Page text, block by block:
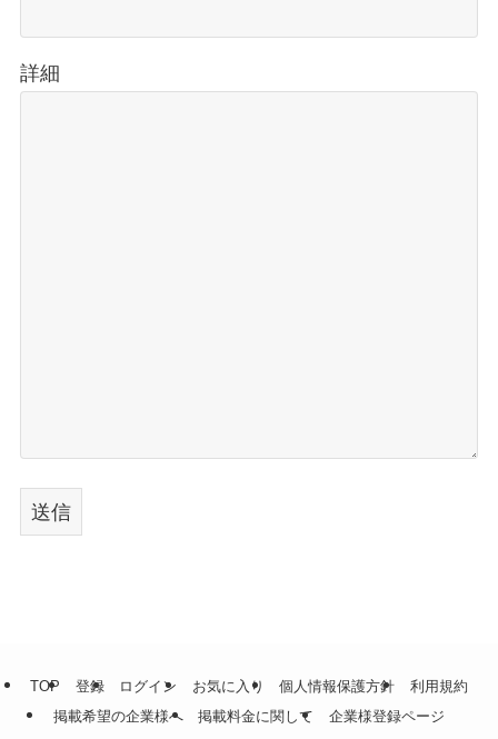
詳細
TOP 登録 ログイン お気に入り 個人情報保護方針
利用規約
掲載希望の企業様へ
掲載料金に関して 企業様登録ページ